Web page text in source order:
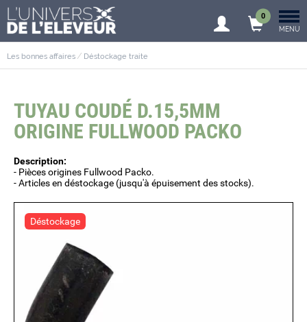
0
MENU
Les bonnes affaires Déstockage traite
TUYAU COUDÉ D.15,5MM
ORIGINE FULLWOOD PACKO
Description:
- Pièces origines Fullwood Packo.
- Articles en déstockage (jusqu'à épuisement des stocks).
Déstockage